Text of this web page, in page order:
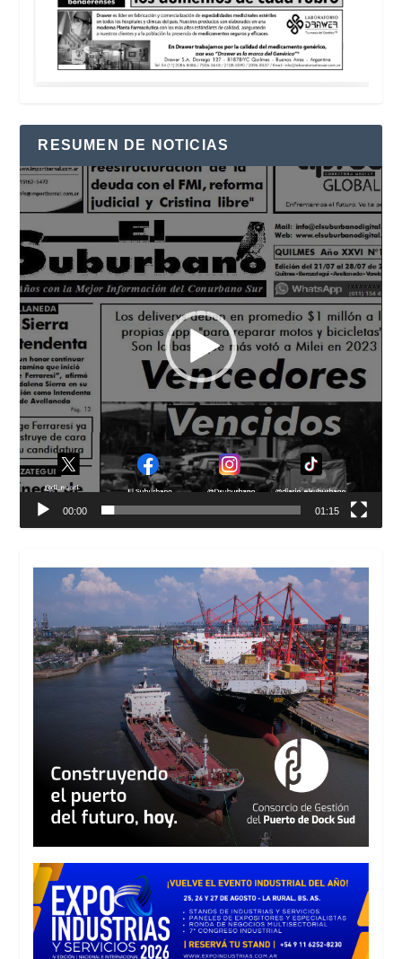
RESUMEN DE NOTICIAS
Reproductor
de
vídeo
00:00 01:15